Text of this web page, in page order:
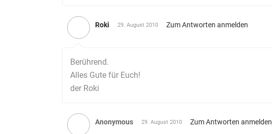
Roki 29. August 2010 Zum Antworten anmelden
Berührend.
Alles Gute für Euch!
der Roki
Anonymous 29. August 2010 Zum Antworten anmelden